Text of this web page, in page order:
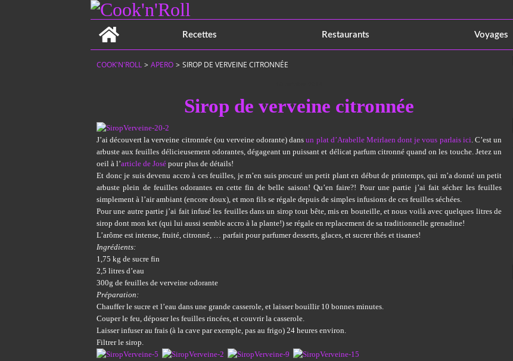
Recettes
Restaurants Voyages
COOK'N'ROLL > APERO > SIROP DE VERVEINE CITRONNÉE
Sirop de verveine citronnée
J’ai découvert la verveine citronnée (ou verveine odorante) dansun plat d’Arabelle Meirlaen dont je vous parlais ici. C’est un
arbuste aux feuilles délicieusement odorantes, dégageant un puissant et délicat parfum citronné quand on les touche. Jetez un
oeil à l’article de José pour plus de détails!
Et donc je suis devenu accro à ces feuilles, je m’en suis procuré un petit plant en début de printemps, qui m’a donné un petit
arbuste plein de feuilles odorantes en cette fin de belle saison! Qu’en faire?! Pour une partie j’ai fait sécher les feuilles
simplement à l’air ambiant (encore doux), et mon fils se régale depuis de simples infusions de ces feuilles séchées.
Pour une autre partie j’ai fait infusé les feuilles dans un sirop tout bête, mis en bouteille, et nous voilà avec quelques litres de
sirop dont mon ket (qui lui aussi semble accro à la plante!) se régale en replacement de sa traditionnelle grenadine!
L’arôme est intense, fruité, citronné, … parfait pour parfumer desserts, glaces, et sucrer thés et tisanes!
Ingrédients:
1,75 kg de sucre fin
2,5 litres d’eau
300g de feuilles de verveine odorante
Préparation:
Chauffer le sucre et l’eau dans une grande casserole, et laisser bouillir 10 bonnes minutes.
Couper le feu, déposer les feuilles rincées, et couvrir la casserole.
Laisser infuser au frais (à la cave par exemple, pas au frigo) 24 heures environ.
Filtrer le sirop.